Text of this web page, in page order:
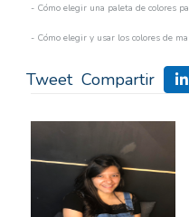
- Cómo elegir una paleta de colores
- Cómo elegir y usar los colores de
Tweet Compartir